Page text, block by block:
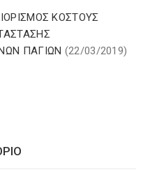
ΚΟΣΤΟΥΣ
ΠΑΓΙΩΝ (22/03/2019)